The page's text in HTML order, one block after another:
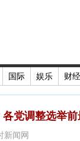
国际 娱乐 财
党调整选举
新闻网